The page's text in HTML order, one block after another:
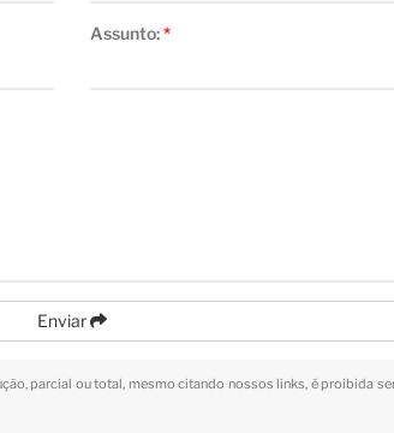
Assunto:*
Enviar
parcial ou total, mesmo citando nossos links, é proibida